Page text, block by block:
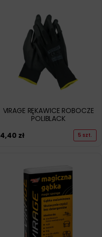
VIRAGE RĘKAWICE ROBOCZE
POLIBLACK
4,40 zł 5 szt.